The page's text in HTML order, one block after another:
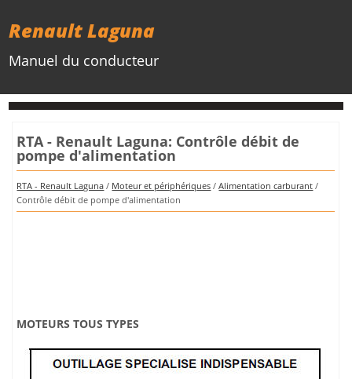
Renault Laguna
Manuel du conducteur
RTA - Renault Laguna: Contrôle débit de
pompe d'alimentation
RTA - Renault Laguna / Moteur et périphériques /Alimentation carburant /
Contrôle débit de pompe d'alimentation
MOTEURS TOUS TYPES